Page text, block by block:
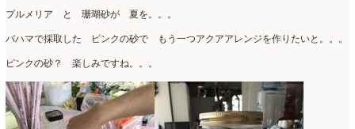
プルメリア と 珊瑚砂が 夏を。。。
バハマで採取した ピンクの砂で もう一つアクアアレンジを作りたいと。。。
ピンクの砂？ 楽しみですね。。。